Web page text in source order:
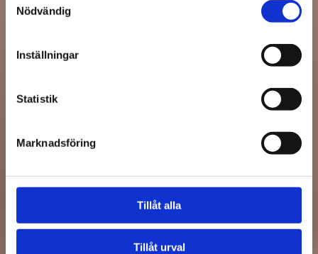
Nödvändig
Inställningar
Statistik
Marknadsföring
Tillåt alla
Tillåt urval